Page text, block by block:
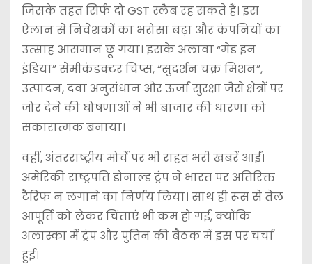
जिसके तहत सिर्फ दो GST स्लैब रह सकते हैं। इस
ऐलान से निवेशकों का भरोसा बढ़ा और कंपनियों का
उत्साह आसमान छू गया। इसके अलावा “मेड इन
इंडिया” सेमीकंडक्टर चिप्स, “सुदर्शन चक्र मिशन”,
उत्पादन, दवा अनुसंधान और ऊर्जा सुरक्षा जैसे क्षेत्रों पर
जोर देने की घोषणाओं ने भी बाजार की धारणा को
सकारात्मक बनाया।
वहीं, अंतरराष्ट्रीय मोर्चे पर भी राहत भरी खबरें आईं।
अमेरिकी राष्ट्रपति डोनाल्ड ट्रंप ने भारत पर अतिरिक्त
टैरिफ न लगाने का निर्णय लिया। साथ ही रूस से तेल
आपूर्ति को लेकर चिंताएं भी कम हो गईं, क्योंकि
अलास्का में ट्रंप और पुतिन की बैठक में इस पर चर्चा
हुई।